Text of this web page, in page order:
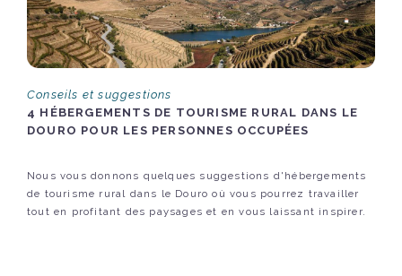
Conseils et suggestions
4 HÉBERGEMENTS DE TOURISME RURAL DANS LE
DOURO POUR LES PERSONNES OCCUPÉES
Nous vous donnons quelques suggestions d'hébergements
de tourisme rural dans le Douro où vous pourrez travailler
tout en profitant des paysages et en vous laissant inspirer.